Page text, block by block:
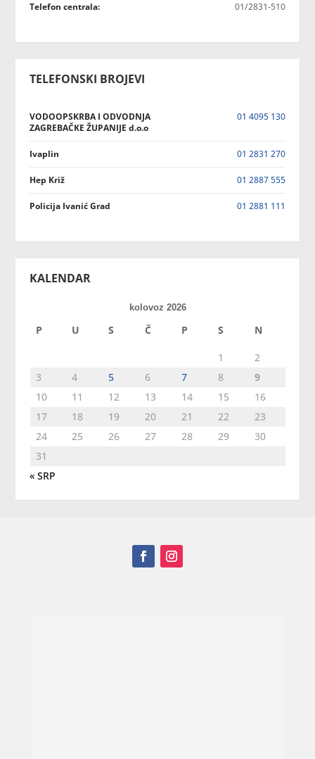
Telefon centrala: 01/2831-510
TELEFONSKI BROJEVI
VODOOPSKRBA I ODVODNJA
ZAGREBAČKE ŽUPANIJE d.o.o
01 4095 130
Ivaplin 01 2831 270
Hep Križ 01 2887 555
Policija Ivanić Grad 01 2881 111
KALENDAR
kolovoz 2026
P U S Č P S N
1
2
3
4 5 6 7 8
9
10
11 12 13 14 15
16
17
18 19 20 21 22
23
24
25 26 27 28 29
30
31
« SRP